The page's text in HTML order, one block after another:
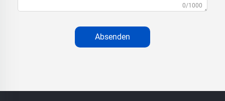
0/1000
Absenden